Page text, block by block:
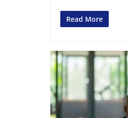
Read More